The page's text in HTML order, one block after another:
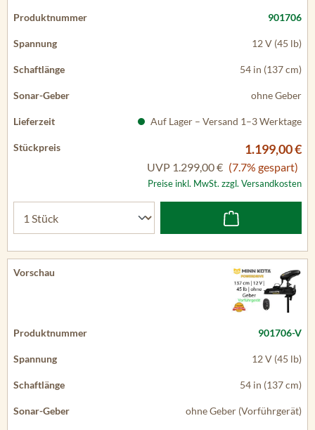
901706
12 V (45 lb)
54 in (137 cm)
ohne Geber
Auf Lager – Versand 1–3 Werktage
1.199,00 €
UVP 1.299,00 € (7.7% gespart)
Preise inkl. MwSt. zzgl. Versandkosten
901706-V
12 V (45 lb)
54 in (137 cm)
ohne Geber (Vorführgerät)